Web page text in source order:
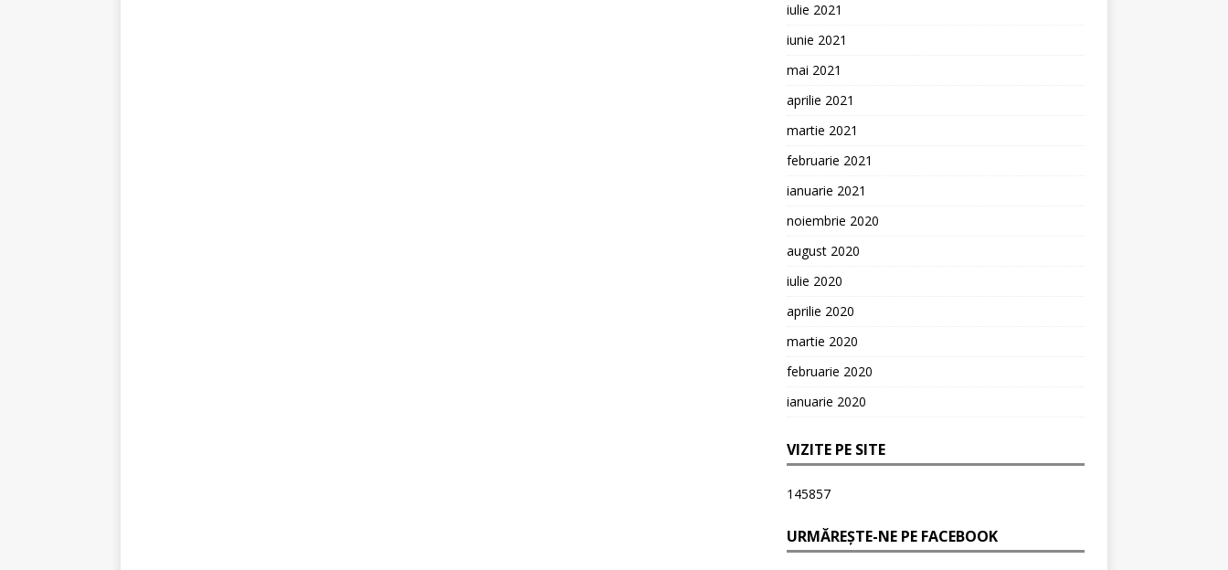
iulie 2021
iunie 2021
mai 2021
aprilie 2021
martie 2021
februarie 2021
ianuarie 2021
noiembrie 2020
august 2020
iulie 2020
aprilie 2020
martie 2020
februarie 2020
ianuarie 2020
VIZITE PE SITE
145857
URMĂREȘTE-NE PE FACEBOOK